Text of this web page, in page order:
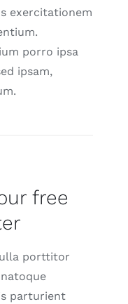
exercitationem
porro ipsa
ipsam,
free
porttitor
parturient